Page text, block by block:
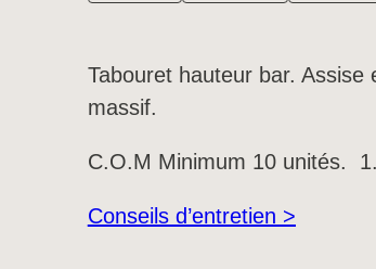
Tabouret hauteur bar.
massif.
C.O.M Minimum 10 unités.
Conseils d’entretien >